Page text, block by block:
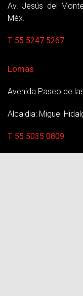
Av. Jesús del
Méx.
T. 55 5247 5267
Lomas
Avenida Paseo de
Alcaldia: Miguel
T. 55 5035 0809